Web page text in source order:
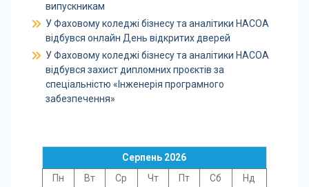
випускникам
У Фаховому коледжі бізнесу та аналітики НАСОА
відбувся онлайн День відкритих дверей
У Фаховому коледжі бізнесу та аналітики НАСОА
відбувся захист дипломних проєктів за
спеціальністю «Інженерія програмного
забезпечення»
Серпень 2026
Пн
Вт Ср Чт Пт Сб
Нд